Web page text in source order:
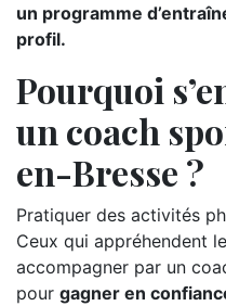
un programme
profil.
Pourquoi
un coach
en-Bresse ?
Pratiquer des activités
Ceux qui appréhendent
accompagner par un
pour gagner en